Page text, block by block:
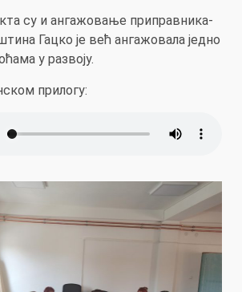
су и ангажовање приправника-
Гацко је већ ангажовала једно
у развоју.
прилогу: